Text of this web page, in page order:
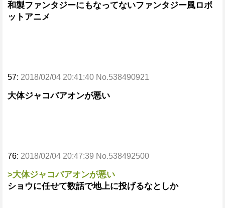
和製ファンタジーにもなってないファンタジー風ロボ
ットアニメ
57: 2018/02/04 20:41:40 No.538490921
大体ジャコバアオンが悪い
76: 2018/02/04 20:47:39 No.538492500
>大体ジャコバアオンが悪い
ショウに任せて数話で地上に投げるなとしか